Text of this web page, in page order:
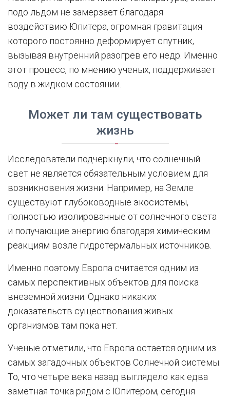
подо льдом не замерзает благодаря
воздействию Юпитера, огромная гравитация
которого постоянно деформирует спутник,
вызывая внутренний разогрев его недр. Именно
этот процесс, по мнению ученых, поддерживает
воду в жидком состоянии.
Может ли там существовать
жизнь
Исследователи подчеркнули, что солнечный
свет не является обязательным условием для
возникновения жизни. Например, на Земле
существуют глубоководные экосистемы,
полностью изолированные от солнечного света
и получающие энергию благодаря химическим
реакциям возле гидротермальных источников.
Именно поэтому Европа считается одним из
самых перспективных объектов для поиска
внеземной жизни. Однако никаких
доказательств существования живых
организмов там пока нет.
Ученые отметили, что Европа остается одним из
самых загадочных объектов Солнечной системы.
То, что четыре века назад выглядело как едва
заметная точка рядом с Юпитером, сегодня